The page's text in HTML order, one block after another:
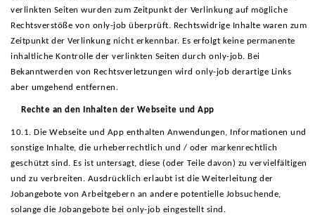
verlinkten Seiten wurden zum Zeitpunkt der Verlinkung auf mögliche
Rechtsverstöße von only-job überprüft. Rechtswidrige Inhalte waren zum
Zeitpunkt der Verlinkung nicht erkennbar. Es erfolgt keine permanente
inhaltliche Kontrolle der verlinkten Seiten durch only-job. Bei
Bekanntwerden von Rechtsverletzungen wird only-job derartige Links
aber umgehend entfernen.
Rechte an den Inhalten der Webseite und App
10.1. Die Webseite und App enthalten Anwendungen, Informationen und
sonstige Inhalte, die urheberrechtlich und / oder markenrechtlich
geschützt sind. Es ist untersagt, diese (oder Teile davon) zu vervielfältigen
und zu verbreiten. Ausdrücklich erlaubt ist die Weiterleitung der
Jobangebote von Arbeitgebern an andere potentielle Jobsuchende,
solange die Jobangebote bei only-job eingestellt sind.